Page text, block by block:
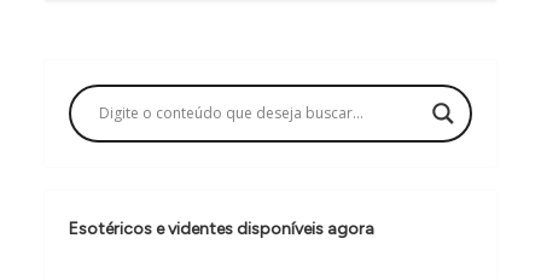
a
ç
o
d
Esotéricos e videntes disponíveis agora